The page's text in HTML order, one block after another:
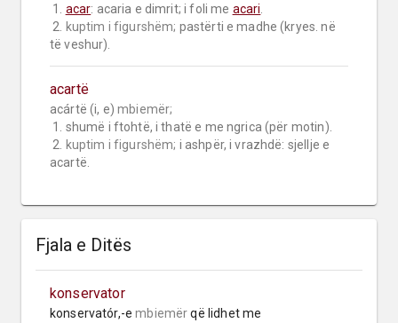
1. acar: acaria e dimrit; i foli me acari
2.
kuptim i figurshëm; pastërti e madhe (kryes. në
të veshur).
acartë
acártë (i, e) mbiemër;
2.
kuptim i figurshëm; i ashpër, i vrazhdë: sjellje e
acartë.
Fjala e Ditës
konservator
konservatór,-e mbiemër që lidhet me